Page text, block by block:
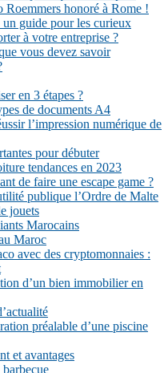
honoré à Rome !
un guide pour les curieux
à votre entreprise ?
vous devez savoir
en 3 étapes ?
de documents A4
l’impression numérique de
pour débuter
tendances en 2023
de faire une escape game ?
publique l’Ordre de Malte
jouets
Marocains
Maroc
avec des cryptomonnaies :
d’un bien immobilier en
préalable d’une piscine
et avantages